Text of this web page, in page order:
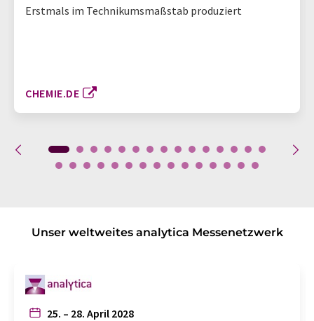
Erstmals im Technikumsmaßstab produziert
CHEMIE.DE
Unser weltweites analytica Messenetzwerk
25. – 28. April 2028